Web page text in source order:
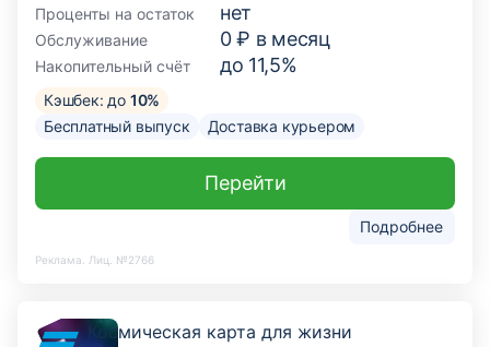
Проценты на остаток
нет
Обслуживание 0 ₽ в месяц
Накопительный счёт до 11,5%
Кэшбек: до 10%
Бесплатный выпуск
Доставка курьером
Подробнее
Перейти
Реклама. Лиц. №2766
Космическая карта для жизни